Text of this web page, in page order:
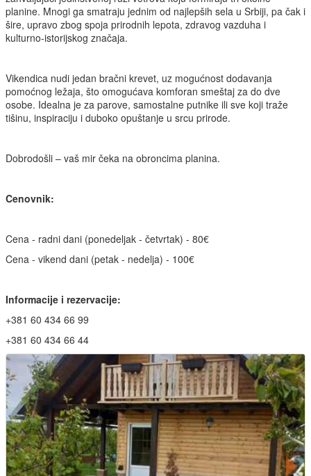
planine. Mnogi ga smatraju jednim od najlepših sela u Srbiji, pa čak i
šire, upravo zbog spoja prirodnih lepota, zdravog vazduha i
kulturno-istorijskog značaja.
Vikendica nudi jedan bračni krevet, uz mogućnost dodavanja
pomoćnog ležaja, što omogućava komforan smeštaj za do dve
osobe. Idealna je za parove, samostalne putnike ili sve koji traže
tišinu, inspiraciju i duboko opuštanje u srcu prirode.
Dobrodošli – vaš mir čeka na obroncima planina.
Cenovnik:
Cena - radni dani (ponedeljak - četvrtak) - 80€
Cena - vikend dani (petak - nedelja) - 100€
Informacije i rezervacije:
+381 60 434 66 99
+381 60 434 66 44